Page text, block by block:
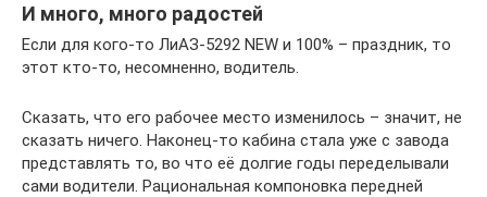
И много, много радостей
Если для кого-то ЛиАЗ-5292 NEW и 100% – праздник, то
этот кто-то, несомненно, водитель.
Сказать, что его рабочее место изменилось – значит, не
сказать ничего. Наконец-то кабина стала уже с завода
представлять то, во что её долгие годы переделывали
сами водители. Рациональная компоновка передней